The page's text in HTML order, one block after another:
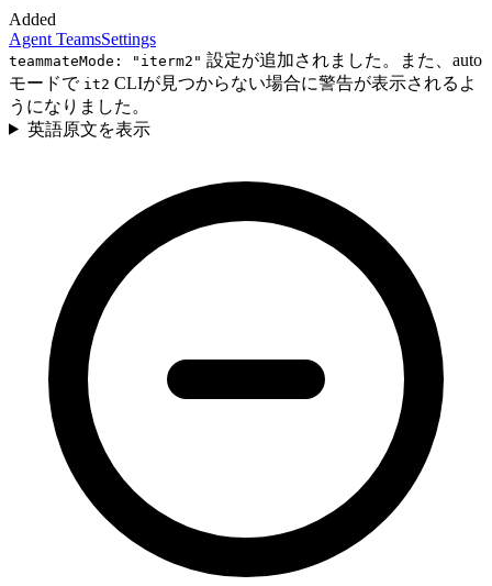
Added
Agent TeamsSettings
teammateMode: "iterm2" 設定が追加されました。また、auto
モードで it2 CLIが見つからない場合に警告が表示されるよ
うになりました。
英語原文を表示